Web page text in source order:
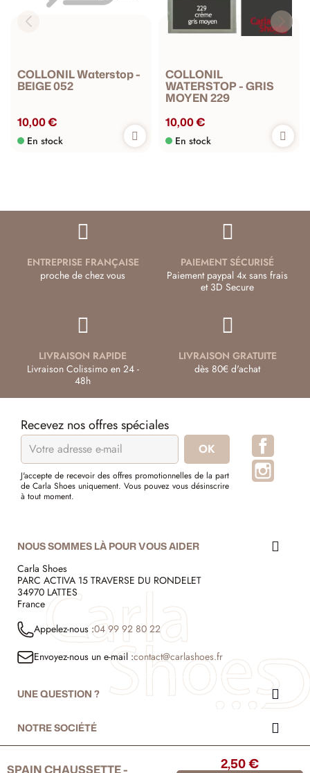
COLLONIL Waterstop -
BEIGE 052
10,00 €
En stock
COLLONIL
WATERSTOP - GRIS
MOYEN 229
10,00 €
En stock
ENTREPRISE FRANÇAISE
proche de chez vous
PAIEMENT SÉCURISÉ
Paiement paypal 4x sans frais
et 3D Secure
LIVRAISON RAPIDE
Livraison Colissimo en 24 -
48h
LIVRAISON GRATUITE
dès 80€ d'achat
Recevez nos offres spéciales
J'accepte de recevoir des offres promotionnelles de la part
de Carla Shoes uniquement. Vous pouvez vous désinscrire
à tout moment.
NOUS SOMMES LÀ POUR VOUS AIDER
Carla Shoes
PARC ACTIVA 15 TRAVERSE DU RONDELET
34970 LATTES
France
Appelez-nous :04 99 92 80 22
Envoyez-nous un e-mail :contact@carlashoes.fr
UNE QUESTION ?
NOTRE SOCIÉTÉ
© 1999 - 2026 - Carla Shoes
SPAIN CHAUSSETTE - 2,50 €